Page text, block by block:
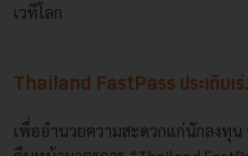
เวทีโลก
Thailand FastPass ประเดิมเร่
เพื่ออำนวยความสะดวกแก่นักลงทุน